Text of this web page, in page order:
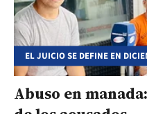
EL JUICIO SE DEFINE EN
Abuso en